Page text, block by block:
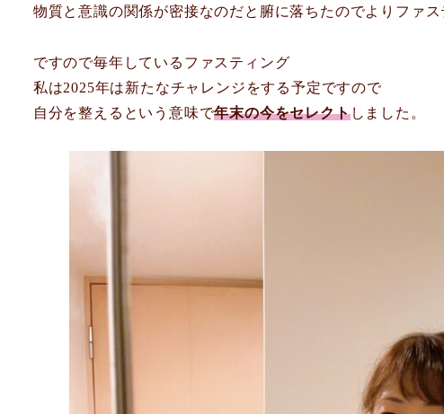
物質と意識の関係が密接なのだと腑に落ちたのでよりファ
ですので毎年しているファスティング
私は2025年は新たなチャレンジをする予定ですので
自分を整えるという意味で年末の今をセレクトしました。